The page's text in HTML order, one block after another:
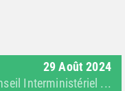
29 Août 2024
Interministériel ...